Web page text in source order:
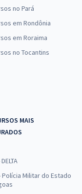
Médio e Técnico
e Técnico
no Pará
em Rondônia
em Roraima
no Tocantins
MAIS
Polícia Militar do Estado